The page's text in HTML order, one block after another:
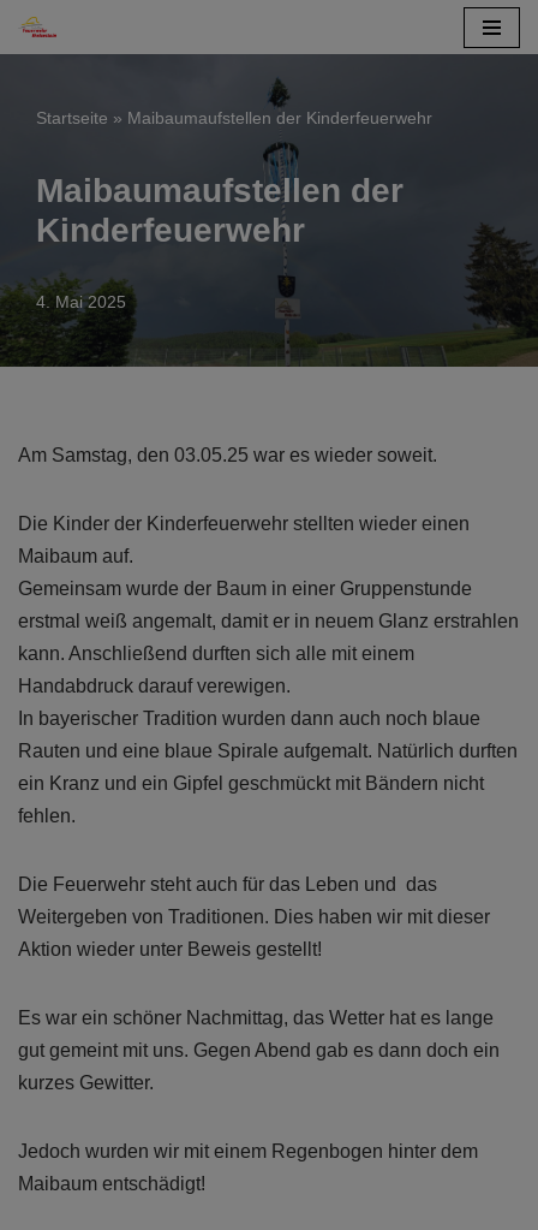
Startseite » Maibaumaufstellen der Kinderfeuerwehr
Maibaumaufstellen der
Kinderfeuerwehr
4. Mai 2025
Am Samstag, den 03.05.25 war es wieder soweit.
Die Kinder der Kinderfeuerwehr stellten wieder einen
Maibaum auf.
Gemeinsam wurde der Baum in einer Gruppenstunde
erstmal weiß angemalt, damit er in neuem Glanz erstrahlen
kann. Anschließend durften sich alle mit einem
Handabdruck darauf verewigen.
In bayerischer Tradition wurden dann auch noch blaue
Rauten und eine blaue Spirale aufgemalt. Natürlich durften
ein Kranz und ein Gipfel geschmückt mit Bändern nicht
fehlen.
Die Feuerwehr steht auch für das Leben und das
Weitergeben von Traditionen. Dies haben wir mit dieser
Aktion wieder unter Beweis gestellt!
Es war ein schöner Nachmittag, das Wetter hat es lange
gut gemeint mit uns. Gegen Abend gab es dann doch ein
kurzes Gewitter.
Jedoch wurden wir mit einem Regenbogen hinter dem
Maibaum entschädigt!